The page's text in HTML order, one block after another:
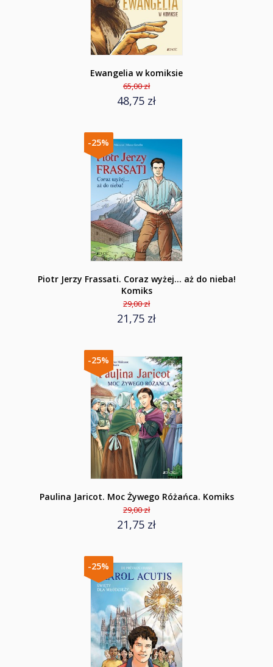
Ewangelia w komiksie
65,00 zł
48,75 zł
-25%
Piotr Jerzy Frassati. Coraz wyżej... aż do nieba!
Komiks
29,00 zł
21,75 zł
-25%
Paulina Jaricot. Moc Żywego Różańca. Komiks
29,00 zł
21,75 zł
-25%